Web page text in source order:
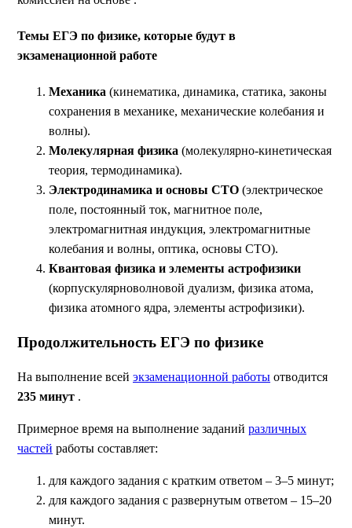
Темы ЕГЭ по физике, которые будут в
экзаменационной работе
Механика (кинематика, динамика, статика, законы
сохранения в механике, механические колебания и
волны).
Молекулярная физика (молекулярно-кинетическая
теория, термодинамика).
Электродинамика и основы СТО (электрическое
поле, постоянный ток, магнитное поле,
электромагнитная индукция, электромагнитные
колебания и волны, оптика, основы СТО).
Квантовая физика и элементы астрофизики
(корпускулярноволновой дуализм, физика атома,
физика атомного ядра, элементы астрофизики).
Продолжительность ЕГЭ по физике
На выполнение всей экзаменационной работы отводится
235 минут .
Примерное время на выполнение заданий различных
частей работы составляет:
для каждого задания с кратким ответом – 3–5 минут;
для каждого задания с развернутым ответом – 15–20
минут.